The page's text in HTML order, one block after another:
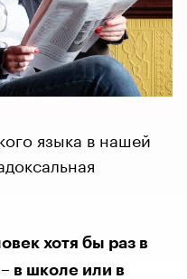
языка в нашей
хотя бы раз в
в школе или в